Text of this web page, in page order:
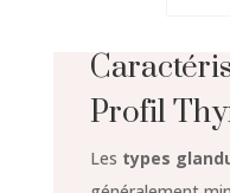
Profil
Les types